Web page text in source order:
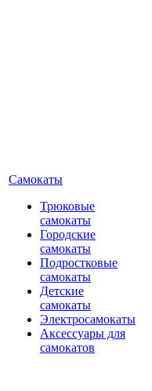
Самокаты
Трюковые
самокаты
Городские
самокаты
Подростковые
самокаты
Детские
самокаты
Электросамокаты
Аксессуары для
самокатов